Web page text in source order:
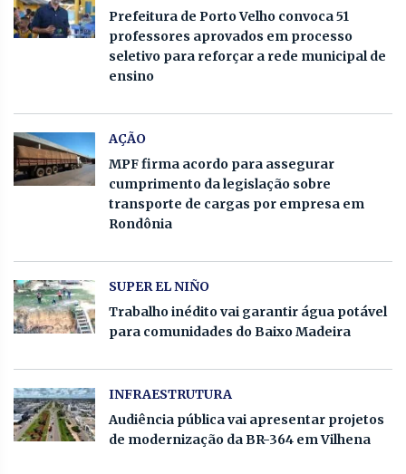
Prefeitura de Porto Velho convoca 51
professores aprovados em processo
seletivo para reforçar a rede municipal de
ensino
AÇÃO
MPF firma acordo para assegurar
cumprimento da legislação sobre
transporte de cargas por empresa em
Rondônia
SUPER EL NIÑO
Trabalho inédito vai garantir água potável
para comunidades do Baixo Madeira
INFRAESTRUTURA
Audiência pública vai apresentar projetos
de modernização da BR-364 em Vilhena